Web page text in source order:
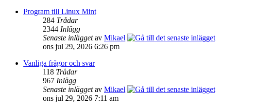
Program till Linux Mint
284 Trådar
2344 Inlägg
Senaste inläggetav Mikael
ons jul 29, 2026 6:26 pm
Vanliga frågor och svar
118 Trådar
967 Inlägg
Senaste inläggetav Mikael
ons jul 29, 2026 7:11 am